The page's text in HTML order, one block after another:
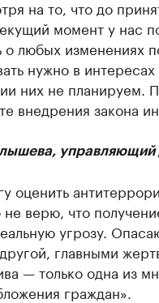
на то, что до
момент у нас
о любых изменениях
нужно в
них не планируем.
внедрения закона
управляющий
оценить
верю, что
угрозу.
главными
— только одна из
граждан».